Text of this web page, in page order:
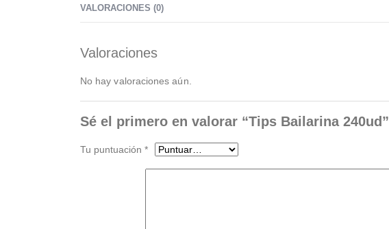
VALORACIONES (0)
Valoraciones
No hay valoraciones aún.
Sé el primero en valorar “Tips Bailarina 240ud”
Tu puntuación *